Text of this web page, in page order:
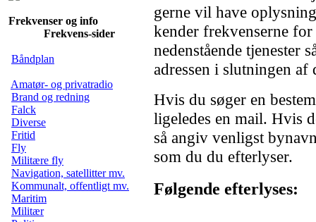
Frekvenser og info
Frekvens-sider
Båndplan
Amatør- og privatradio
Brand og redning
Falck
Diverse
Fritid
Fly
Militære fly
Navigation, satellitter mv.
Kommunalt, offentligt mv.
Maritim
Militær
gerne vil have
kender frekvenserne
nedenstående tjenester
adressen i slutningen af
Hvis du søger en
ligeledes en mail. Hvis
så angiv venligst
som du du efterlyser.
Følgende efterlyses: